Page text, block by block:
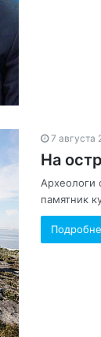
7 августа
На
Археологи
памятник